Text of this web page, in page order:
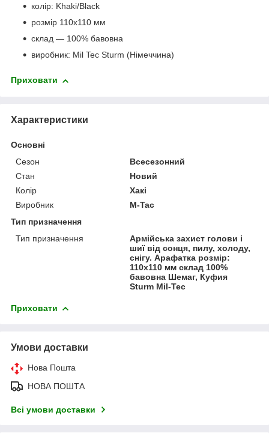
колір: Khaki/Black
розмір 110х110 мм
склад — 100% бавовна
виробник: Mil Tec Sturm (Німеччина)
Приховати
Характеристики
Основні
Сезон
Всесезонний
Стан
Новий
Колір
Хакі
Виробник
M-Tac
Тип призначення
Тип призначення
Армійська захист голови і
шиї від сонця, пилу, холоду,
снігу. Арафатка розмір:
110х110 мм склад 100%
бавовна Шемаг, Куфия
Sturm Mil-Tec
Приховати
Умови доставки
Нова Пошта
НОВА ПОШТА
Всі умови доставки